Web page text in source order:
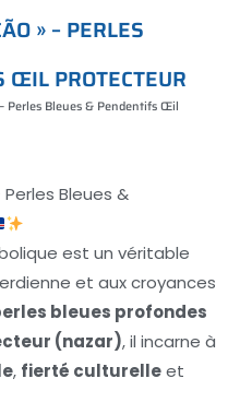
ÃO » – PERLES
ŒIL PROTECTEUR
Perles Bleues & Pendentifs Œil
Bleues &
est un véritable
et aux croyances
bleues profondes
(nazar), il incarne à
, fierté culturelleet